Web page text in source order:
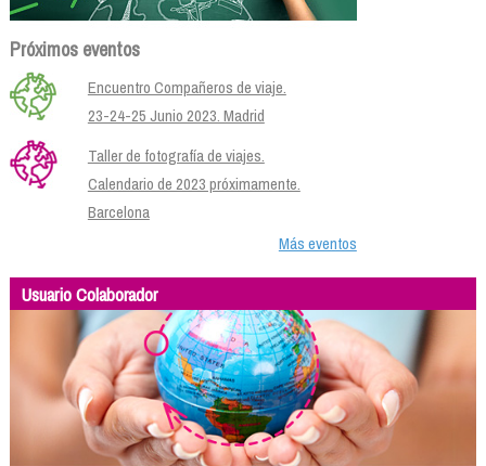
Próximos eventos
Encuentro Compañeros de viaje.
23-24-25 Junio 2023. Madrid
Taller de fotografía de viajes.
Calendario de 2023 próximamente.
Barcelona
Más eventos
Usuario Colaborador